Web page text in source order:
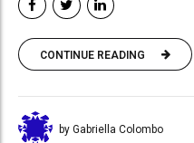
CONTINUE READING
by Gabriella Colombo